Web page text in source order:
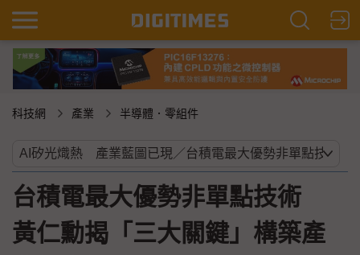
科技網 產業 半導體．零組件
台積電最大優勢非單點技術
黃仁勳揭「三大關鍵」構築產